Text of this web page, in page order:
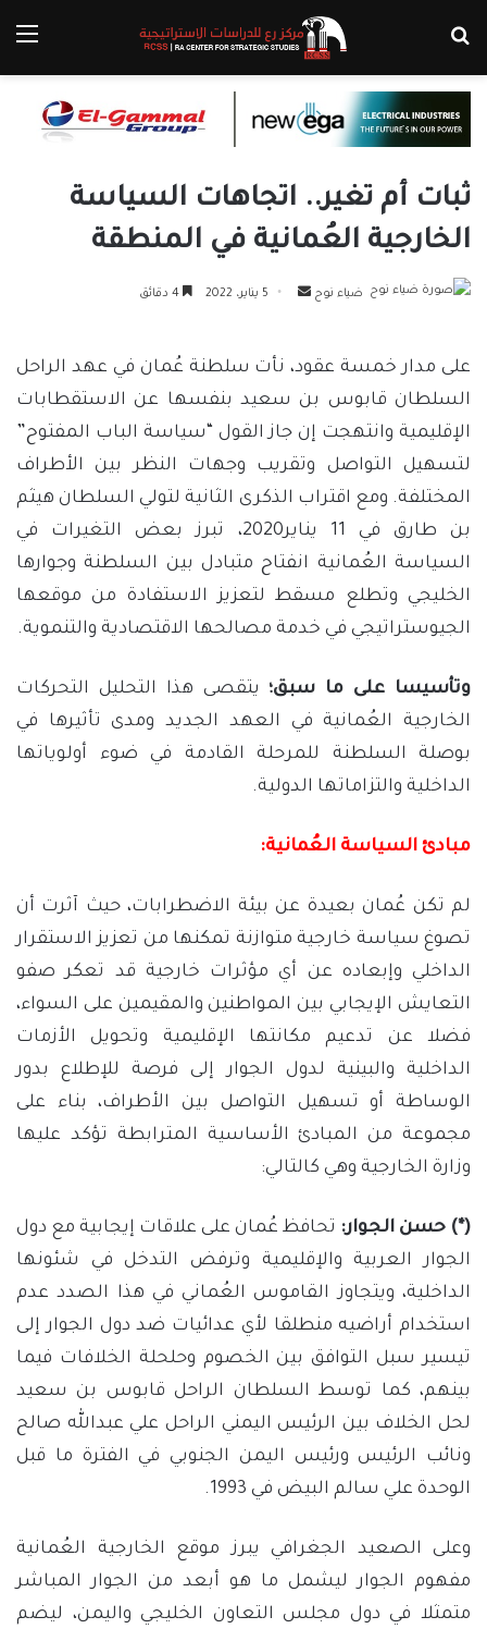
ثبات أم تغير.. اتجاهات السياسة
الخارجية العُمانية في المنطقة
ضياء نوح
أرسل 5 يناير، 2022
على مدار خمسة عقود، نأت سلطنة عُمان في عهد الراحل
السلطان قابوس بن سعيد بنفسها عن الاستقطابات
الإقليمية وانتهجت إن جاز القول “سياسة الباب المفتوح”
لتسهيل التواصل وتقريب وجهات النظر بين الأطراف
المختلفة. ومع اقتراب الذكرى الثانية لتولي السلطان هيثم
بن طارق في 11 يناير2020، تبرز بعض التغيرات في
السياسة العُمانية انفتاح متبادل بين السلطنة وجوارها
الخليجي وتطلع مسقط لتعزيز الاستفادة من موقعها
الجيوستراتيجي في خدمة مصالحها الاقتصادية والتنموية.
وتأسيسا على ما سبق؛ يتقصى هذا التحليل التحركات
الخارجية العُمانية في العهد الجديد ومدى تأثيرها في
بوصلة السلطنة للمرحلة القادمة في ضوء أولوياتها
الداخلية والتزاماتها الدولية.
مبادئ السياسة العُمانية:
لم تكن عُمان بعيدة عن بيئة الاضطرابات، حيث آثرت أن
تصوغ سياسة خارجية متوازنة تمكنها من تعزيز الاستقرار
الداخلي وإبعاده عن أي مؤثرات خارجية قد تعكر صفو
التعايش الإيجابي بين المواطنين والمقيمين على السواء،
فضلا عن تدعيم مكانتها الإقليمية وتحويل الأزمات
الداخلية والبينية لدول الجوار إلى فرصة للإطلاع بدور
الوساطة أو تسهيل التواصل بين الأطراف، بناء على
مجموعة من المبادئ الأساسية المترابطة تؤكد عليها
وزارة الخارجية وهي كالتالي:
(*) حسن الجوار: تحافظ عُمان على علاقات إيجابية مع دول
الجوار العربية والإقليمية وترفض التدخل في شئونها
الداخلية، ويتجاوز القاموس العُماني في هذا الصدد عدم
استخدام أراضيه منطلقا لأي عدائيات ضد دول الجوار إلى
تيسير سبل التوافق بين الخصوم وحلحلة الخلافات فيما
بينهم، كما توسط السلطان الراحل قابوس بن سعيد
لحل الخلاف بين الرئيس اليمني الراحل علي عبدالله صالح
ونائب الرئيس ورئيس اليمن الجنوبي في الفترة ما قبل
الوحدة علي سالم البيض في 1993.
وعلى الصعيد الجغرافي يبرز موقع الخارجية العُمانية
مفهوم الجوار ليشمل ما هو أبعد من الجوار المباشر
متمثلا في دول مجلس التعاون الخليجي واليمن، ليضم